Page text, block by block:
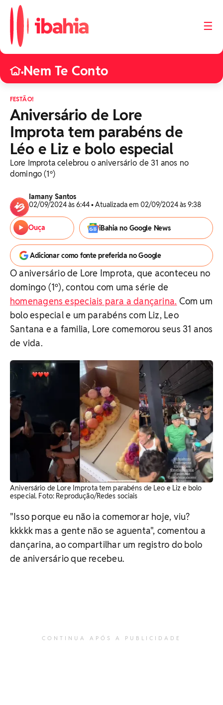
☰
•Nem Te Conto
FESTÃO!
Aniversário de Lore
Improta tem parabéns de
Léo e Liz e bolo especial
Lore Improta celebrou o aniversário de 31 anos no
domingo (1º)
Iamany Santos
02/09/2024 às 6:44 • Atualizada em 02/09/2024 às 9:38
Ouça iBahia no Google News
Adicionar como fonte preferida no Google
O aniversário de Lore Improta, que aconteceu no
domingo (1º), contou com uma série de
homenagens especiais para a dançarina. Com um
bolo especial e um parabéns com Liz, Leo
Santana e a familia, Lore comemorou seus 31 anos
de vida.
Aniversário de Lore Improta tem parabéns de Leo e Liz e bolo
especial. Foto: Reprodução/Redes sociais
"Isso porque eu não ia comemorar hoje, viu?
kkkkk mas a gente não se aguenta", comentou a
dançarina, ao compartilhar um registro do bolo
de aniversário que recebeu.
CONTINUA APÓS A PUBLICIDADE